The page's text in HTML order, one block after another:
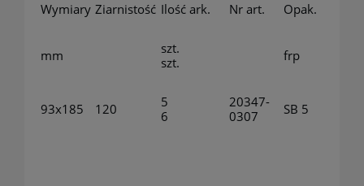
Wymiary Ziarnistość Ilość ark. Nr art. Opak.
mm
szt.
szt.
frp
93x185 120
5
6
20347-
0307
SB 5